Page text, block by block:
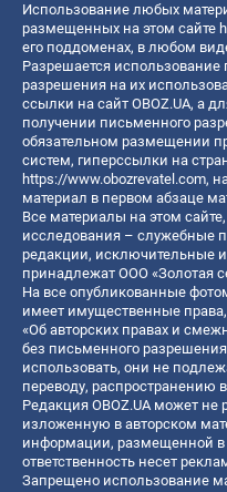
Использование любых
размещенных на этом сайте
его поддоменах, в любом
Разрешается
разрешения на их
ссылки на сайт OBOZ.UA, а
получении письменного
обязательном размещении
систем, гиперссылки на
https://www.obozrevatel.com,
материал в первом абзаце
Все материалы на этом
исследования – служебные
редакции, исключительные
принадлежат ООО «Золотая
На все опубликованные
имеет имущественные
«Об авторских правах и
без письменного
использовать, они не
переводу, распространению
Редакция OBOZ.UA может не
изложенную в авторском
информации, размещенной в
ответственность несет
Запрещено использование